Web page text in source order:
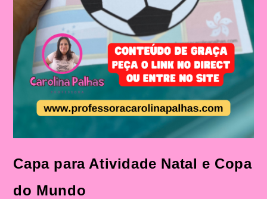
Capa para Atividade Natal e Copa
do Mundo